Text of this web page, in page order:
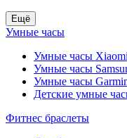
Ещё
Умные часы
Умные часы Xiaomi
Умные часы
Умные часы
Детские умные
Фитнес браслеты